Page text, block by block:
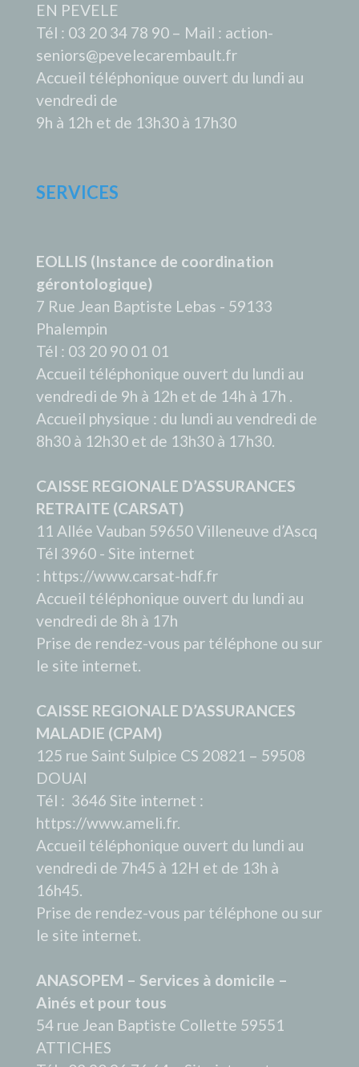
EN PEVELE
Tél : 03 20 34 78 90 – Mail : action-
seniors@pevelecarembault.fr
Accueil téléphonique ouvert du lundi au
vendredi de
9h à 12h et de 13h30 à 17h30
SERVICES
EOLLIS (Instance de coordination
gérontologique)
7 Rue Jean Baptiste Lebas - 59133
Phalempin
Tél : 03 20 90 01 01
Accueil téléphonique ouvert du lundi au
vendredi de 9h à 12h et de 14h à 17h .
Accueil physique : du lundi au vendredi de
8h30 à 12h30 et de 13h30 à 17h30.
CAISSE REGIONALE D’ASSURANCES
RETRAITE (CARSAT)
11 Allée Vauban 59650 Villeneuve d’Ascq
Tél 3960 - Site internet
: https://www.carsat-hdf.fr
Accueil téléphonique ouvert du lundi au
vendredi de 8h à 17h
Prise de rendez-vous par téléphone ou sur
le site internet.
CAISSE REGIONALE D’ASSURANCES
MALADIE (CPAM)
125 rue Saint Sulpice CS 20821 – 59508
DOUAI
Tél : 3646 Site internet :
https://www.ameli.fr.
Accueil téléphonique ouvert du lundi au
vendredi de 7h45 à 12H et de 13h à
16h45.
Prise de rendez-vous par téléphone ou sur
le site internet.
ANASOPEM – Services à domicile –
Ainés et pour tous
54 rue Jean Baptiste Collette 59551
ATTICHES